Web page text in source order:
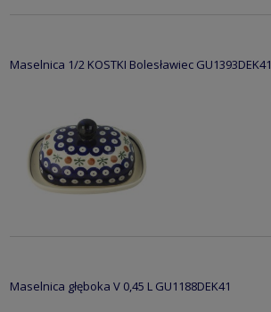
Maselnica 1/2 KOSTKI Bolesławiec GU1393DEK41
Maselnica głęboka V 0,45 L GU1188DEK41